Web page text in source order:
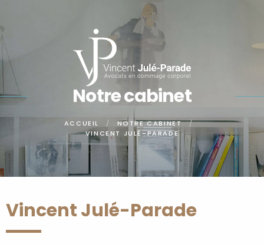
Panneau de gestion des cookies
Notre cabinet
ACCUEIL
NOTRE CABINET
VINCENT JULÉ-PARADE
Vincent Julé-Parade